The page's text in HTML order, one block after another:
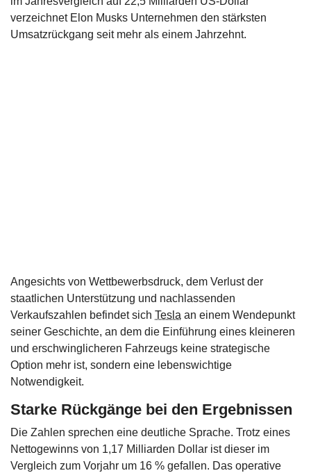
verzeichnet Elon Musks Unternehmen den stärksten
Umsatzrückgang seit mehr als einem Jahrzehnt.
Angesichts von Wettbewerbsdruck, dem Verlust der
staatlichen Unterstützung und nachlassenden
Verkaufszahlen befindet sich Tesla an einem Wendepunkt
seiner Geschichte, an dem die Einführung eines kleineren
und erschwinglicheren Fahrzeugs keine strategische
Option mehr ist, sondern eine lebenswichtige
Notwendigkeit.
Starke Rückgänge bei den Ergebnissen
Die Zahlen sprechen eine deutliche Sprache. Trotz eines
Nettogewinns von 1,17 Milliarden Dollar ist dieser im
Vergleich zum Vorjahr um 16 % gefallen. Das operative